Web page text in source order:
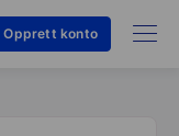
Opprett konto